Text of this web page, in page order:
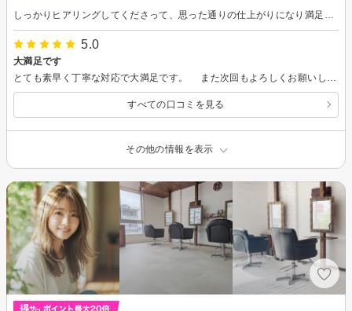
5.0
大満足です
すべての口コミを見る
その他の情報を表示